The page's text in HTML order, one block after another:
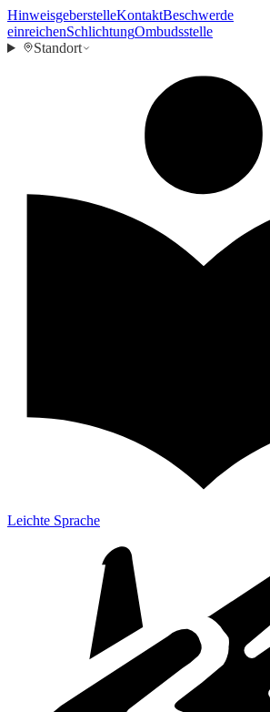
HinweisgeberstelleKontaktBeschwerde
einreichenSchlichtungOmbudsstelle
Standort
Leichte Sprache